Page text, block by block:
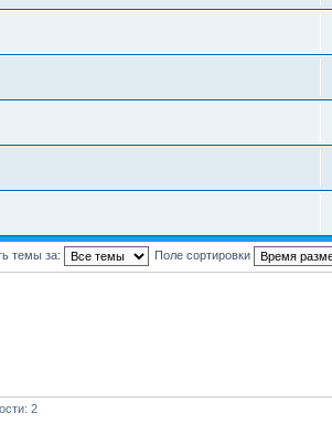
темы за: Поле сортировки
2